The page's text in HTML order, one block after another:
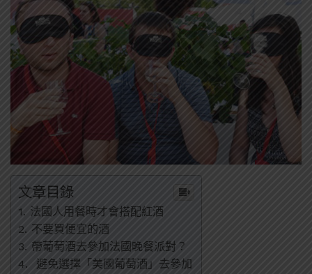
文章目錄
1. 法國人用餐時才會搭配紅酒
2. 不要買便宜的酒
3. 帶葡萄酒去參加法國晚餐派對？
4. 避免選擇「美國葡萄酒」去參加